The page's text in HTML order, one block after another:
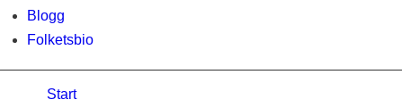
Blogg
Folketsbio
Start